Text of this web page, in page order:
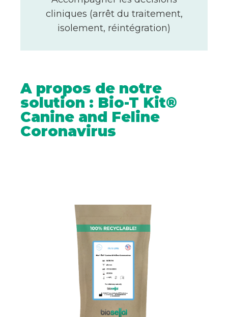
cliniques (arrêt du traitement,
isolement, réintégration)
A propos de notre
solution : Bio-T Kit®
Canine and Feline
Coronavirus